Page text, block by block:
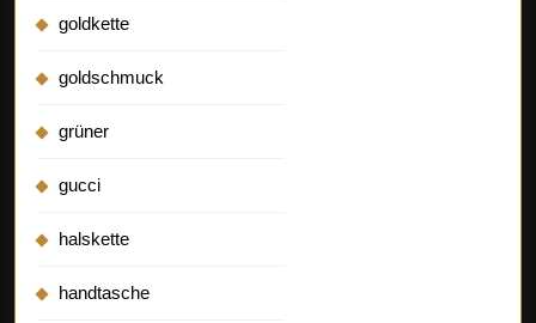
goldkette
goldschmuck
grüner
gucci
halskette
handtasche